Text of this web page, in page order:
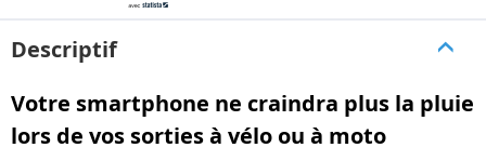
Descriptif
Votre smartphone ne craindra plus la pluie
lors de vos sorties à vélo ou à moto